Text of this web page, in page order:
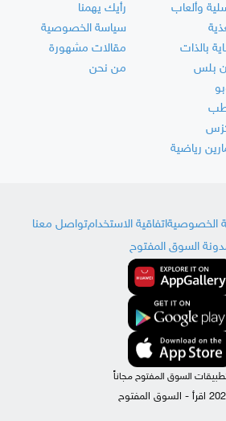
وألعاب
بالذات
بلس
رياضية
رأيك يهمنا
سياسة الخصوصية
مقالات مشهورة
من نحن
الخصوصيةاتفاقية الاستخدامتواصل معنا
السوق المفتوح
السوق المفتوح مجاناً